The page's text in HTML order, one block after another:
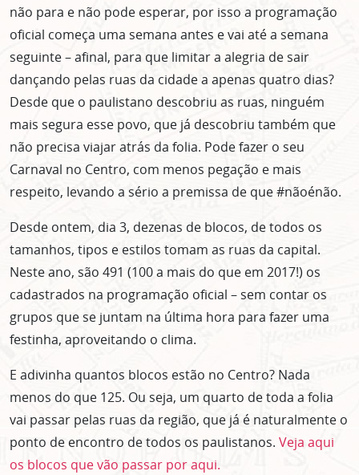
não para e não pode esperar, por isso a programação
oficial começa uma semana antes e vai até a semana
seguinte – afinal, para que limitar a alegria de sair
dançando pelas ruas da cidade a apenas quatro dias?
Desde que o paulistano descobriu as ruas, ninguém
mais segura esse povo, que já descobriu também que
não precisa viajar atrás da folia. Pode fazer o seu
Carnaval no Centro, com menos pegação e mais
respeito, levando a sério a premissa de que #nãoénão.
Desde ontem, dia 3, dezenas de blocos, de todos os
tamanhos, tipos e estilos tomam as ruas da capital.
Neste ano, são 491 (100 a mais do que em 2017!) os
cadastrados na programação oficial – sem contar os
grupos que se juntam na última hora para fazer uma
festinha, aproveitando o clima.
E adivinha quantos blocos estão no Centro? Nada
menos do que 125. Ou seja, um quarto de toda a folia
vai passar pelas ruas da região, que já é naturalmente o
ponto de encontro de todos os paulistanos. Veja aqui
os blocos que vão passar por aqui.